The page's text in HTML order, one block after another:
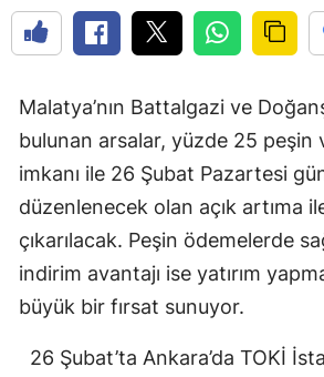
Malatya’nın Battalgazi ve
bulunan arsalar, yüzde 25 peşin
imkanı ile 26 Şubat Pazartesi
düzenlenecek olan açık artıma
çıkarılacak. Peşin ödemelerde
indirim avantajı ise yatırım
büyük bir fırsat sunuyor.
26 Şubat’ta Ankara’da TOKİ